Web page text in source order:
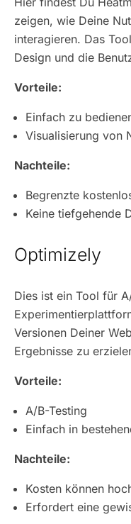
zeigen, wie Deine
interagieren. Das
Design und die
Vorteile:
Einfach zu
Visualisierung von
Nachteile:
Begrenzte
Keine tiefgehende
Optimizely
Dies ist ein Tool für
Versionen Deiner
Ergebnisse zu
Vorteile:
A/B-Testing
Einfach in
Nachteile:
Kosten können
Erfordert eine